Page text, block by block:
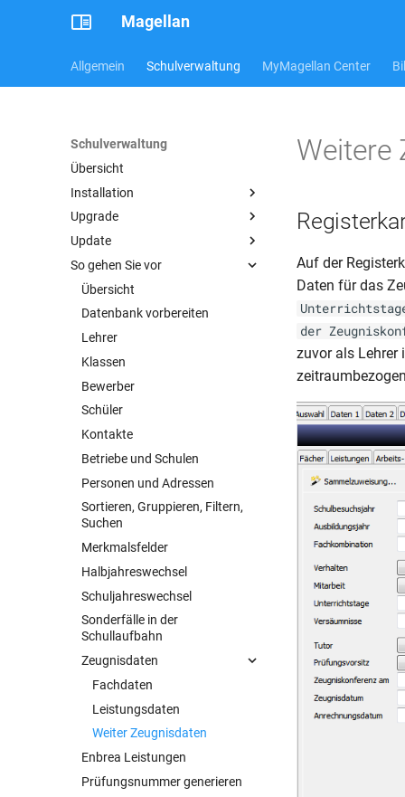
Magellan
Allgemein Schulverwaltung MyMagellan Center
Schulverwaltung
Übersicht
Installation
Übersicht
Systemvoraussetzungen
Magellan 12
Server/Einzelplatz
Arbeitsplatz
Archiv
Magellan 11
Server/Einzelplatz
Arbeitsplatz
Magellan 10
Server/Einzelplatz
Arbeitsplatz
Lizenzieren
Die Pathsdatei
Terminalserver
Mehrere Schulen auf einem
Server
Probleme bei der Installation?
Upgrade
11 auf 12
10 auf 11
9 auf 10
Umstieg von älteren Versionen
Update
Übersicht
Vorbereitung
Updates verteilen
Firebird aktualisieren
CR Runtime aktualisieren
Probleme bei der Installation?
So gehen Sie vor
Übersicht
Datenbank vorbereiten
Lehrer
Klassen
Bewerber
Schüler
Kontakte
Betriebe und Schulen
Personen und Adressen
Sortieren, Gruppieren, Filtern,
Suchen
Merkmalsfelder
Halbjahreswechsel
Schuljahreswechsel
Sonderfälle in der
Schullaufbahn
Zeugnisdaten
Fachdaten
Leistungsdaten
Weiter Zeugnisdaten
Enbrea Leistungen
Prüfungsnummer generieren
Weitere
Auf der
Daten für das
der
zuvor als Lehrer